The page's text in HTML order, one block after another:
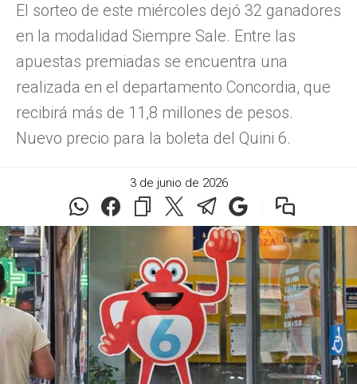
El sorteo de este miércoles dejó 32 ganadores
en la modalidad Siempre Sale. Entre las
apuestas premiadas se encuentra una
realizada en el departamento Concordia, que
recibirá más de 11,8 millones de pesos.
Nuevo precio para la boleta del Quini 6.
3 de junio de 2026